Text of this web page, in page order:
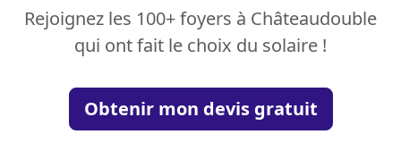
Rejoignez les 100+ foyers à Châteaudouble
qui ont fait le choix du solaire !
Obtenir mon devis gratuit